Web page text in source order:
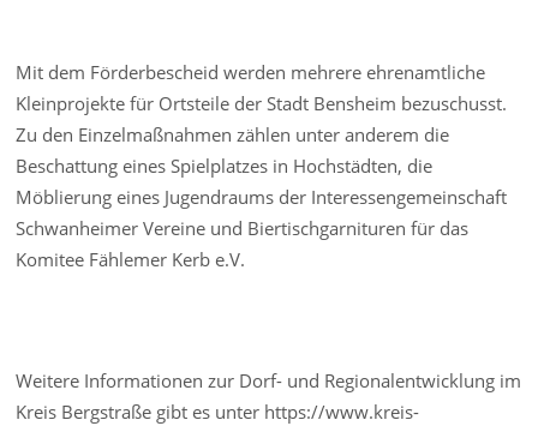
Mit dem Förderbescheid werden mehrere ehrenamtliche
Kleinprojekte für Ortsteile der Stadt Bensheim bezuschusst.
Zu den Einzelmaßnahmen zählen unter anderem die
Beschattung eines Spielplatzes in Hochstädten, die
Möblierung eines Jugendraums der Interessengemeinschaft
Schwanheimer Vereine und Biertischgarnituren für das
Komitee Fählemer Kerb e.V.
Weitere Informationen zur Dorf- und Regionalentwicklung im
Kreis Bergstraße gibt es unter https://www.kreis-